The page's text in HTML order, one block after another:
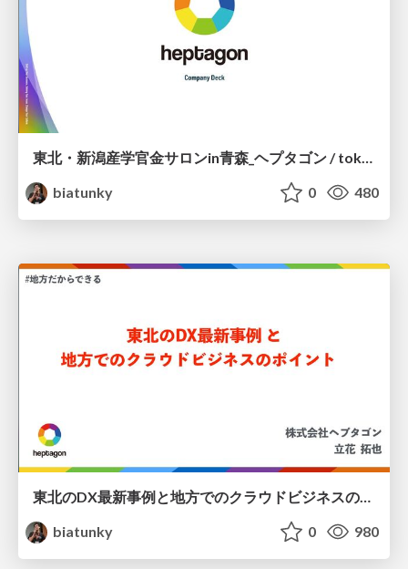
東北・新潟産学官金サロンin青森_ヘプタゴン / tokeiren-aomori-heptagon
biatunky
0 480
東北のDX最新事例と地方でのクラウドビジネスのポイント / re:lightlocal@sendai
biatunky
0 980